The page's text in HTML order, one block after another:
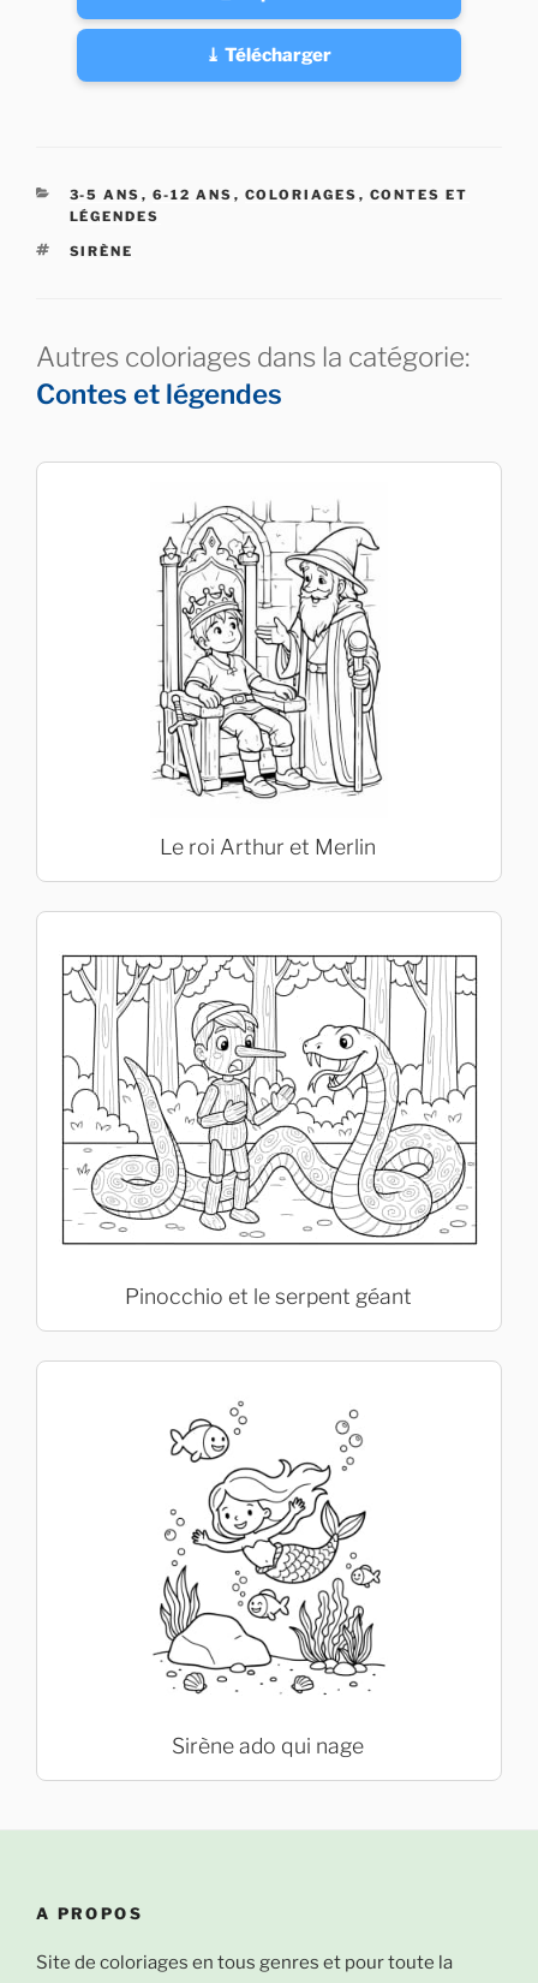
⤓ Télécharger
CATÉGORIES
3-5 ANS , 6-12 ANS , COLORIAGES , CONTES ET
LÉGENDES
ÉTIQUETTES
SIRÈNE
Autres coloriages dans la catégorie:
Contes et légendes
Le roi Arthur et Merlin
Pinocchio et le serpent géant
Sirène ado qui nage
A PROPOS
Site de coloriages en tous genres et pour toute la